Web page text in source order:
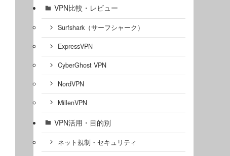
VPN比較・レビュー
Surfshark（サーフシャーク）
ExpressVPN
CyberGhost VPN
NordVPN
MillenVPN
VPN活用・目的別
ネット規制・セキュリティ